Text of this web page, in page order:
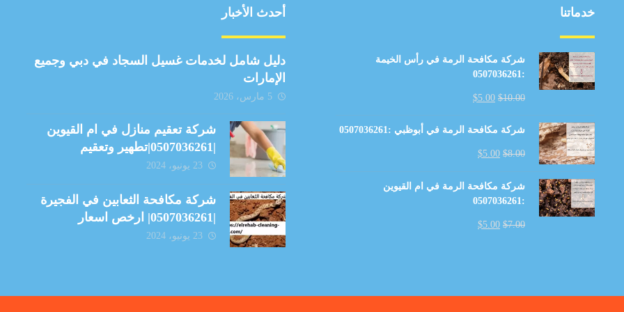
خدماتنا
شركة مكافحة الرمة في رأس الخيمة
:0507036261
$10.00
$5.00
شركة مكافحة الرمة في أبوظبي :0507036261
$8.00
$5.00
شركة مكافحة الرمة في ام القيوين
:0507036261
$7.00
$5.00
أحدث الأخبار
دليل شامل لخدمات غسيل السجاد في دبي وجميع
الإمارات
5 مارس، 2026
شركة تعقيم منازل في ام القيوين
|0507036261|تطهير وتعقيم
23 يونيو، 2024
شركة مكافحة الثعابين في الفجيرة
|0507036261| ارخص اسعار
23 يونيو، 2024